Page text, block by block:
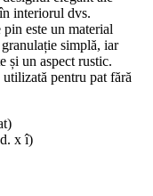
interiorul dvs.
este un material
simplă, iar
și un aspect rustic.
utilizată pentru pat fără
x î)